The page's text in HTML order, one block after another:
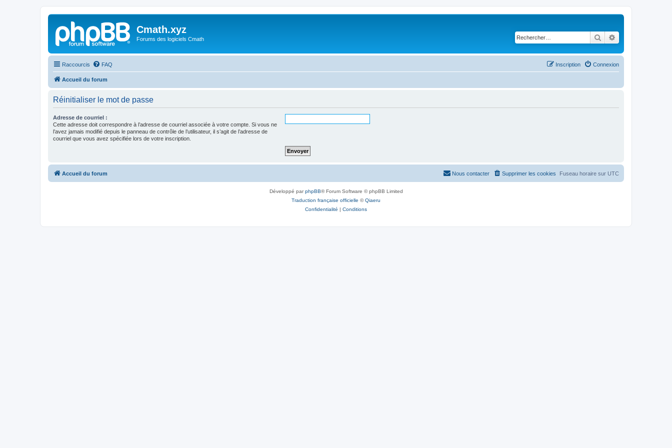
Cmath.xyz
Forums des logiciels Cmath Rechercher
Raccourcis FAQ Connexion
Inscription
Accueil du forum
Réinitialiser le mot de passe
Adresse de courriel :
Cette adresse doit correspondre à l’adresse de courriel associée à votre compte. Si vous ne
l’avez jamais modifié depuis le panneau de contrôle de l’utilisateur, il s’agit de l’adresse de
courriel que vous avez spécifiée lors de votre inscription.
Accueil du forum Fuseau horaire sur UTC
Supprimer les cookies
Nous contacter
Développé parphpBB® Forum Software © phpBB Limited
Traduction française officielle ©Qiaeru
Confidentialité | Conditions